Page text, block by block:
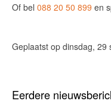
Of bel 088 20 50 899 en
Geplaatst op dinsdag,
Eerdere